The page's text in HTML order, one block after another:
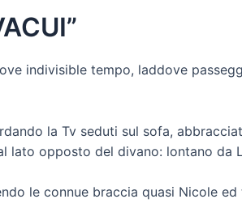
indivisible tempo, laddove
la Tv seduti sul sofa,
lato opposto del divano: lontano da
le connue braccia quasi Nicole